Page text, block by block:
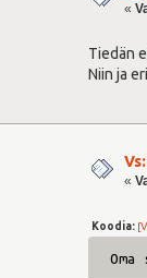
«
Tiedän
Niin ja
«
Koodia: